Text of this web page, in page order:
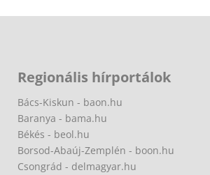
Regionális hírportálok
Bács-Kiskun - baon.hu
Baranya - bama.hu
Békés - beol.hu
Borsod-Abaúj-Zemplén - boon.hu
Csongrád - delmagyar.hu